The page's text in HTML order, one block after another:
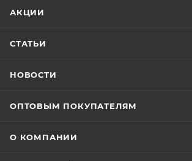
АКЦИИ
СТАТЬИ
НОВОСТИ
ОПТОВЫМ ПОКУПАТЕЛЯМ
О КОМПАНИИ